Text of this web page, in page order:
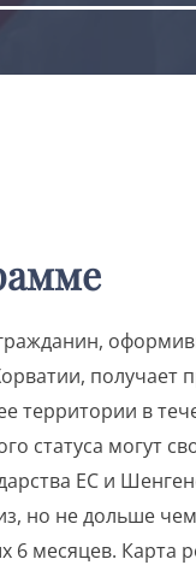
получает
территории в
статуса могут
ЕС и
но не дольше
6 месяцев. Карта